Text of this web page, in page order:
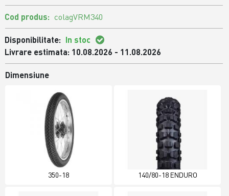
Cod produs: colagVRM340
Disponibilitate: In stoc
Livrare estimata: 10.08.2026 - 11.08.2026
Dimensiune
350-18 140/80-18 ENDURO